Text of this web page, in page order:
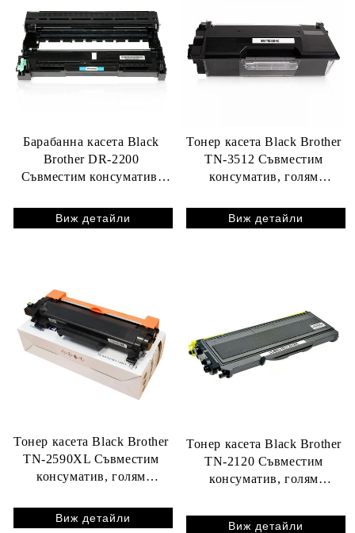
Барабанна касета Black
Brother DR-2200
Съвместим консуматив,
стр.
Виж детайли
Тонер касета Black Brother
TN-3512 Съвместим
консуматив, голям
Виж детайли
Тонер касета Black Brother
TN-2590XL Съвместим
консуматив, голям
Виж детайли
Тонер касета Black Brother
TN-2120 Съвместим
консуматив, голям
Виж детайли